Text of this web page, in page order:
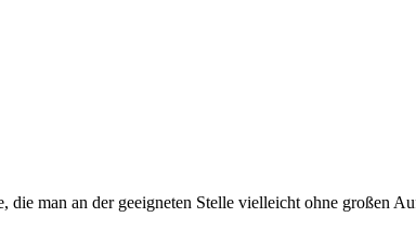
man an der geeigneten Stelle vielleicht ohne großen